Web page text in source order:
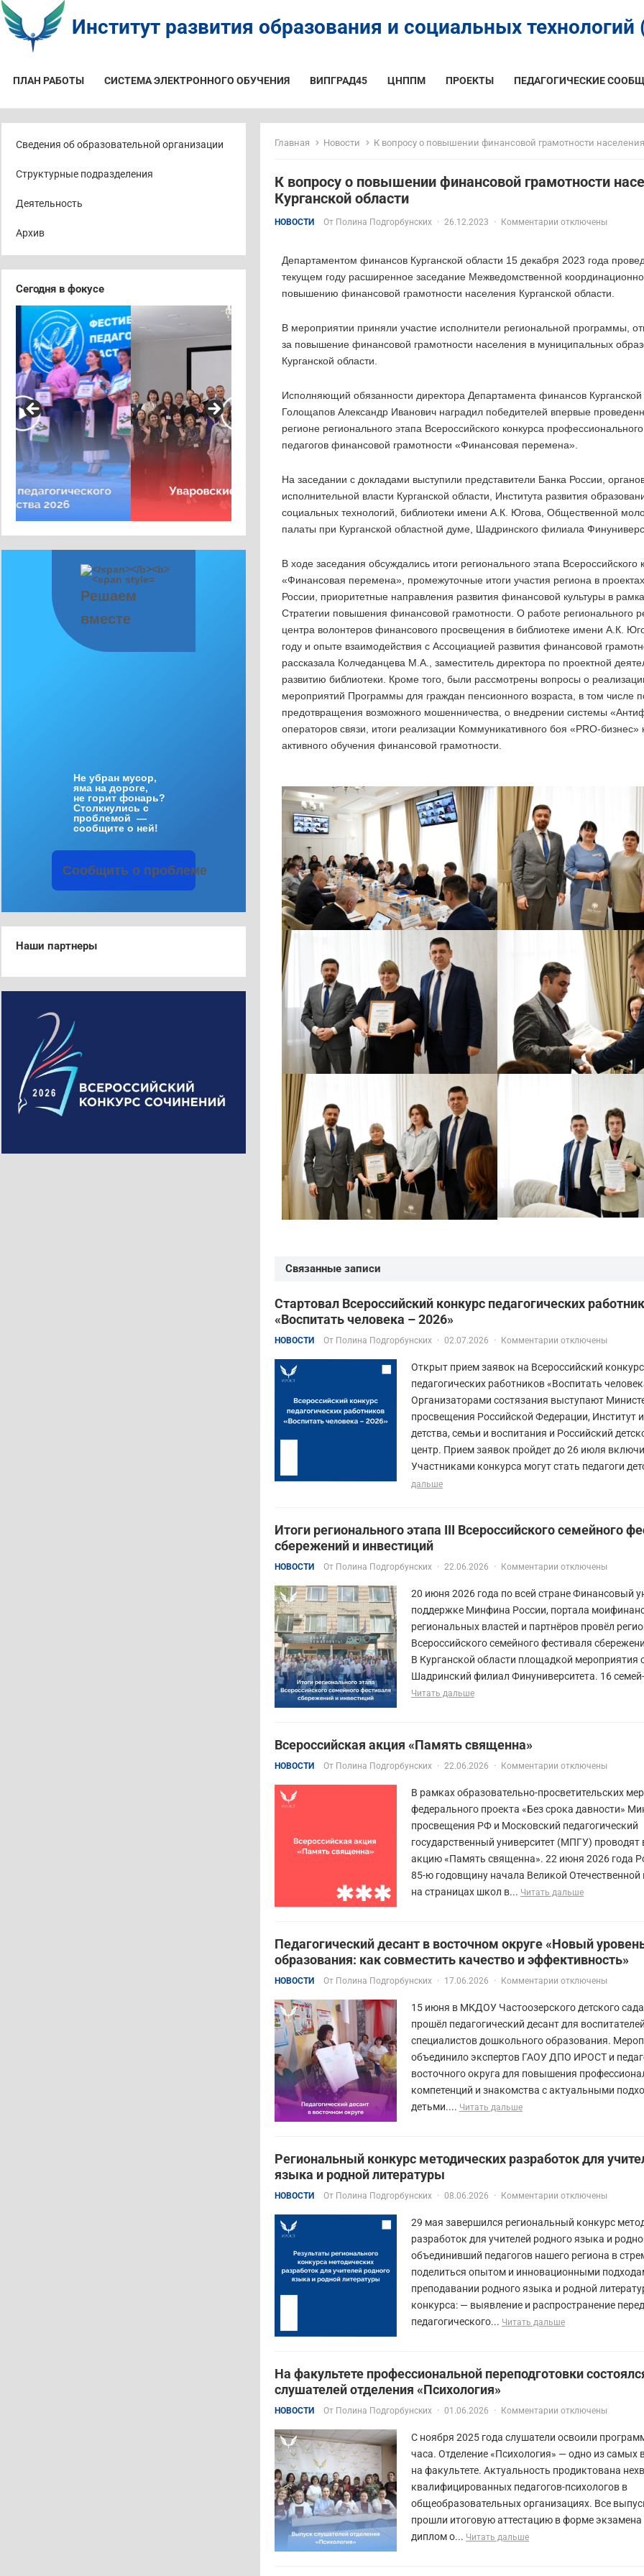
Институт развития образования и социальных технологий
ПЛАН РАБОТЫ СИСТЕМА ЭЛЕКТРОННОГО ОБУЧЕНИЯ ВИПГРАД45 ЦНППМ ПРОЕКТЫ ПЕДАГОГИЧЕСКИЕ
Сведения об образовательной организации
Структурные подразделения
Деятельность
Архив
Сегодня в фокусе
Решаем
вместе
Не убран мусор,
яма на дороге,
не горит фонарь?
Столкнулись с
проблемой —
сообщите о ней!
Сообщить о проблеме
Наши партнеры
Главная Новости К вопросу о повышении финансовой грамотности населения
К вопросу о повышении финансовой грамотности
Курганской области
НОВОСТИ От Полина Подгорбунских · 26.12.2023 · Комментарии отключены
Департаментом финансов Курганской области 15 декабря 2023 года
текущем году расширенное заседание Межведомственной
повышению финансовой грамотности населения Курганской области.
В мероприятии приняли участие исполнители региональной программы,
за повышение финансовой грамотности населения в муниципальных
Курганской области.
Исполняющий обязанности директора Департамента финансов Курганской
Голощапов Александр Иванович наградил победителей впервые
регионе регионального этапа Всероссийского конкурса
педагогов финансовой грамотности «Финансовая перемена».
На заседании с докладами выступили представители Банка России,
исполнительной власти Курганской области, Института развития
социальных технологий, библиотеки имени А.К. Югова, Общественной
палаты при Курганской областной думе, Шадринского филиала
В ходе заседания обсуждались итоги регионального этапа Всероссийского
«Финансовая перемена», промежуточные итоги участия региона в
России, приоритетные направления развития финансовой культуры в
Стратегии повышения финансовой грамотности. О работе регионального
центра волонтеров финансового просвещения в библиотеке имени А.К.
году и опыте взаимодействия с Ассоциацией развития финансовой
рассказала Колчеданцева М.А., заместитель директора по проектной
развитию библиотеки. Кроме того, были рассмотрены вопросы о
мероприятий Программы для граждан пенсионного возраста, в том числе
предотвращения возможного мошенничества, о внедрении системы
операторов связи, итоги реализации Коммуникативного боя «PRO-бизнес»
активного обучения финансовой грамотности.
Связанные записи
Стартовал Всероссийский конкурс педагогических
«Воспитать человека – 2026»
НОВОСТИ От Полина Подгорбунских · 02.07.2026 · Комментарии отключены
Открыт прием заявок на Всероссийский конкурс
педагогических работников «Воспитать
Организаторами состязания выступают
просвещения Российской Федерации, Институт
детства, семьи и воспитания и Российский
центр. Прием заявок пройдет до 26 июля
Участниками конкурса могут стать педагоги
дальше
Итоги регионального этапа III Всероссийского семейного
сбережений и инвестиций
НОВОСТИ От Полина Подгорбунских · 22.06.2026 · Комментарии отключены
20 июня 2026 года по всей стране Финансовый
поддержке Минфина России, портала
региональных властей и партнёров провёл
Всероссийского семейного фестиваля
В Курганской области площадкой мероприятия
Шадринский филиал Финуниверситета. 16
Читать дальше
Всероссийская акция «Память священна»
НОВОСТИ От Полина Подгорбунских · 22.06.2026 · Комментарии отключены
В рамках образовательно-просветительских
федерального проекта «Без срока давности»
просвещения РФ и Московский педагогический
государственный университет (МПГУ) проводят
акцию «Память священна». 22 июня 2026 года
85-ю годовщину начала Великой
на страницах школ в... Читать дальше
Педагогический десант в восточном округе «Новый
образования: как совместить качество и эффективность»
НОВОСТИ От Полина Подгорбунских · 17.06.2026 · Комментарии отключены
15 июня в МКДОУ Частоозерского детского
прошёл педагогический десант для
специалистов дошкольного образования.
объединило экспертов ГАОУ ДПО ИРОСТ и
восточного округа для повышения
компетенций и знакомства с актуальными
детьми.... Читать дальше
Региональный конкурс методических разработок для
языка и родной литературы
НОВОСТИ От Полина Подгорбунских · 08.06.2026 · Комментарии отключены
29 мая завершился региональный конкурс
разработок для учителей родного языка и
объединивший педагогов нашего региона в
поделиться опытом и инновационными
преподавании родного языка и родной
конкурса: — выявление и распространение
педагогического... Читать дальше
На факультете профессиональной переподготовки
слушателей отделения «Психология»
НОВОСТИ От Полина Подгорбунских · 01.06.2026 · Комментарии отключены
С ноября 2025 года слушатели освоили
часа. Отделение «Психология» — одно из самых
на факультете. Актуальность продиктована
квалифицированных педагогов-психологов в
общеобразовательных организациях. Все
прошли итоговую аттестацию в форме экзамена
диплом о... Читать дальше